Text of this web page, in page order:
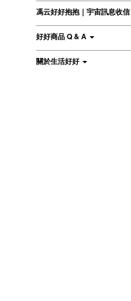
馮云好好抱抱｜宇宙訊息收信
好好商品 Q & A
關於生活好好